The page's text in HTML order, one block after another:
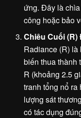
ứng. Đây là
công hoặc bảo
Chiêu Cuối
Radiance (R) là
biến thua thành
R (khoảng 2.5
tranh tổng nổ
lượng sát
có tác dụng